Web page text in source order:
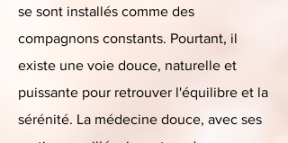
se sont installés comme des
compagnons constants. Pourtant, il
existe une voie douce, naturelle et
puissante pour retrouver l'équilibre et la
sérénité. La médecine douce, avec ses